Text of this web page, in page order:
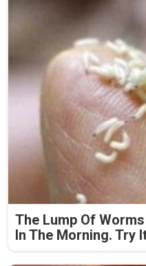
The Lump Of
In The Morning. Try